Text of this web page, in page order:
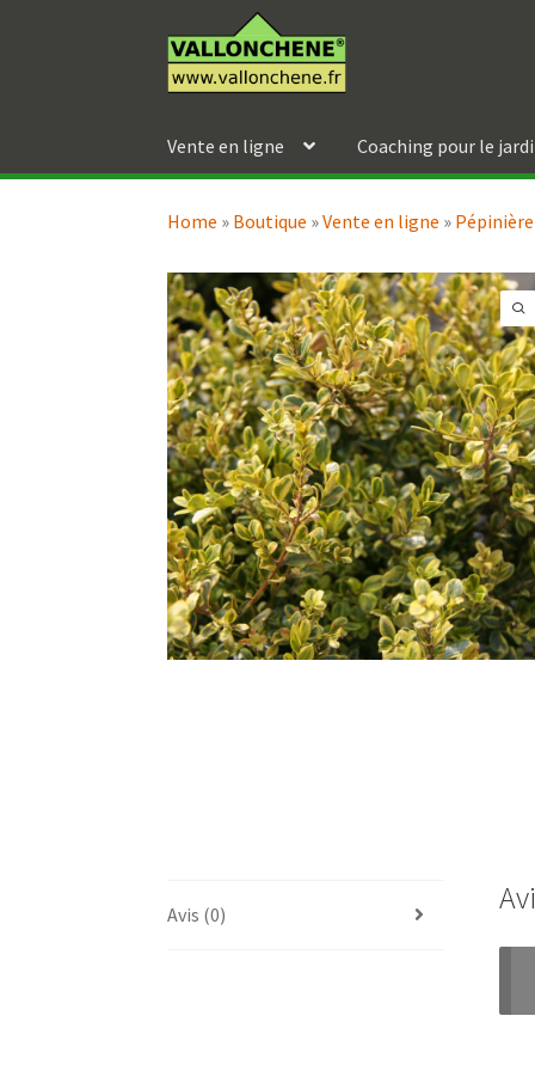
à
la
au
contenu
Vente en ligne Coaching pour le
Home » Boutique »Vente en ligne » Pépinière
Avis (0)